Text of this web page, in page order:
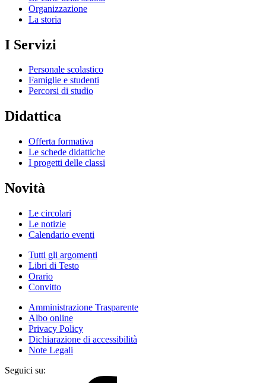
Organizzazione
La storia
I Servizi
Personale scolastico
Famiglie e studenti
Percorsi di studio
Didattica
Offerta formativa
Le schede didattiche
I progetti delle classi
Novità
Le circolari
Le notizie
Calendario eventi
Tutti gli argomenti
Libri di Testo
Orario
Convitto
Amministrazione Trasparente
Albo online
Privacy Policy
Dichiarazione di accessibilità
Note Legali
Seguici su: